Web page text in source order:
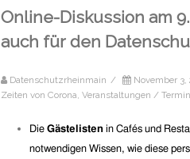
Online-Diskussion am
auch für den
Datenschutzrheinmain / November 3,
Zeiten von Corona Veranstaltungen /
Die Gästelisten in Cafés und
notwendigen Wissen, wie diese